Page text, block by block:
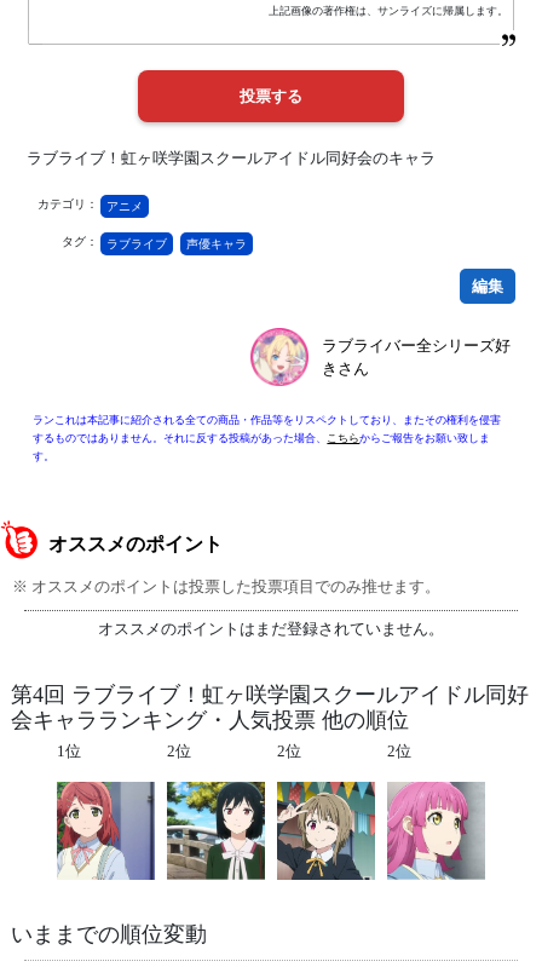
上記画像の著作権は、サンライズに帰属します。
ラブライブ！虹ヶ咲学園スクールアイドル同好会のキャラ
カテゴリ： アニメ
タグ： ラブライブ 声優キャラ
編集
ラブライバー全シリーズ好
きさん
ランこれは本記事に紹介される全ての商品・作品等をリスペクトしており、またその権利を侵害
するものではありません。それに反する投稿があった場合、
こちらからご報告をお願い致しま
す。
オススメのポイント
※ オススメのポイントは投票した投票項目でのみ推せます。
オススメのポイントはまだ登録されていません。
第4回 ラブライブ！虹ヶ咲学園スクールアイドル同好
会キャラランキング・人気投票 他の順位
1位 2位 2位 2位
いままでの順位変動